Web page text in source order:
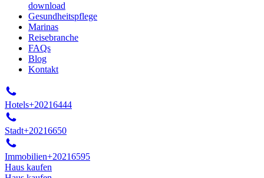
download
Gesundheitspflege
Marinas
Reisebranche
FAQs
Blog
Kontakt
Hotels+20216444
Stadt+20216650
Immobilien+20216595
Haus kaufen